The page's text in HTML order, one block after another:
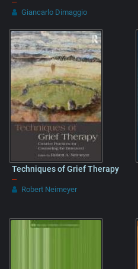
Giancarlo Dimaggio
Techniques of Grief Therapy
–
Robert Neimeyer